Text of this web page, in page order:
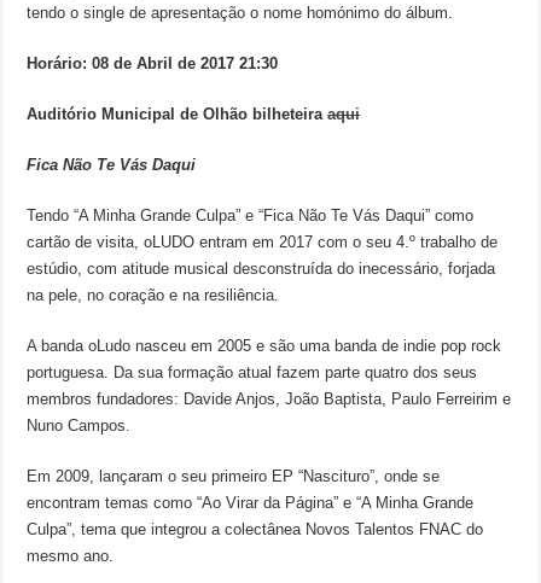
tendo o single de apresentação o nome homónimo do álbum.
Horário:08 de Abril de 2017 21:30
Auditório Municipal de Olhão bilheteiraaqui
Fica Não Te Vás Daqui
Tendo “A Minha Grande Culpa” e “Fica Não Te Vás Daqui” como
cartão de visita, oLUDO entram em 2017 com o seu 4.º trabalho de
estúdio, com atitude musical desconstruída do inecessário, forjada
na pele, no coração e na resiliência.
A banda oLudo nasceu em 2005 e são uma banda de indie pop rock
portuguesa. Da sua formação atual fazem parte quatro dos seus
membros fundadores: Davide Anjos, João Baptista, Paulo Ferreirim e
Nuno Campos.
Em 2009, lançaram o seu primeiro EP “Nascituro”, onde se
encontram temas como “Ao Virar da Página” e “A Minha Grande
Culpa”, tema que integrou a colectânea Novos Talentos FNAC do
mesmo ano.